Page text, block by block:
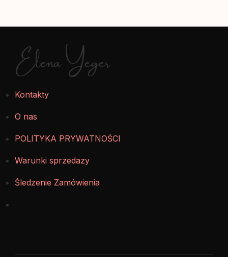
Elena Yeger
Kontakty
O nas
POLITYKA PRYWATNOŚCI
Warunki sprzedazy
Śledzenie Zamówienia